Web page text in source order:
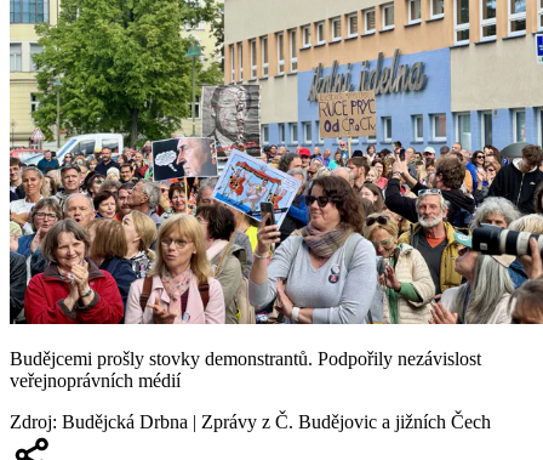
Budějcemi prošly stovky demonstrantů. Podpořily nezávislost
veřejnoprávních médií
Zdroj: Budějcká Drbna | Zprávy z Č. Budějovic a jižních Čech